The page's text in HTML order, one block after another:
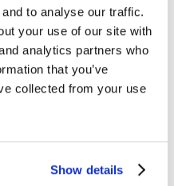
to analyse our traffic.
your use of our site with
analytics partners who
that you’ve
collected from your use
Show details
złóż zamówienie
zawarcia umowy
ciesz się zakupem